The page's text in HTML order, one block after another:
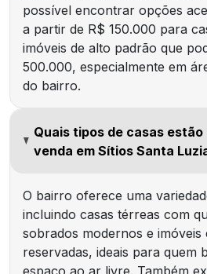
possível encontrar opções
a partir de R$ 150.000 para
imóveis de alto padrão que
500.000, especialmente em
do bairro.
Quais tipos de casas estão
venda em Sítios Santa
O bairro oferece uma
incluindo casas térreas com
sobrados modernos e imóveis
reservadas, ideais para quem
espaço ao ar livre. Também